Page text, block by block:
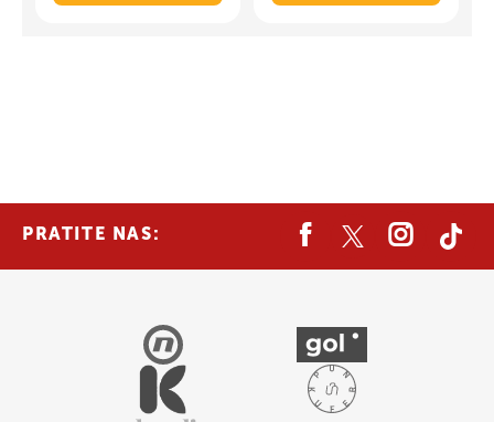
PRATITE NAS: